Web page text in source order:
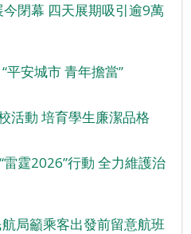
閉幕 四天展期吸引逾9萬
平安城市 青年擔當”
活動 培育學生廉潔品格
霆2026”行動 全力維護治
局籲乘客出發前留意航班